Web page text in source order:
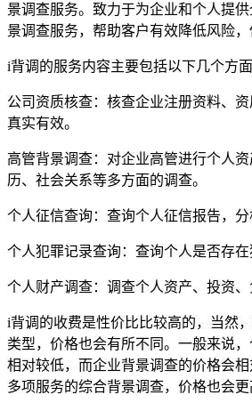
景调查服务。致力于为企业和个人提
景调查服务，帮助客户有效降低风险，
i背调的服务内容主要包括以下几个方面
公司资质核查：核查企业注册资料、
真实有效。
高管背景调查：对企业高管进行个人
历、社会关系等多方面的调查。
个人征信查询：查询个人征信报告，分
个人犯罪记录查询：查询个人是否存在
个人财产调查：调查个人资产、投资、
i背调的收费是性价比比较高的，当然
类型，价格也会有所不同。一般来说
相对较低，而企业背景调查的价格会
多项服务的综合背景调查，价格也会更